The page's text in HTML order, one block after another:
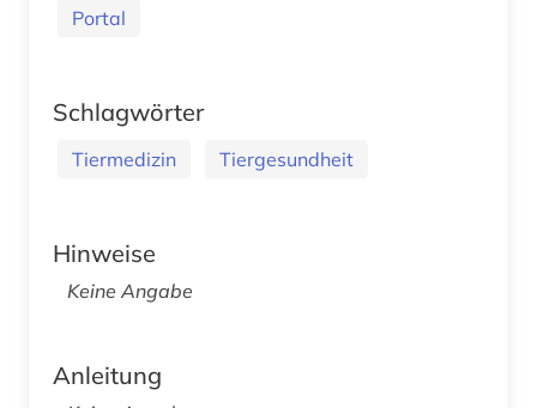
Portal
Schlagwörter
Tiermedizin Tiergesundheit
Hinweise
Keine Angabe
Anleitung